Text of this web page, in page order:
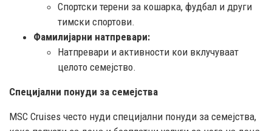
Спортски терени за кошарка, фудбал и други
тимски спортови.
Фамилијарни натпревари:
Натпревари и активности кои вклучуваат
целото семејство.
Специјални понуди за семејства
MSC Cruises често нуди специјални понуди за семејства,